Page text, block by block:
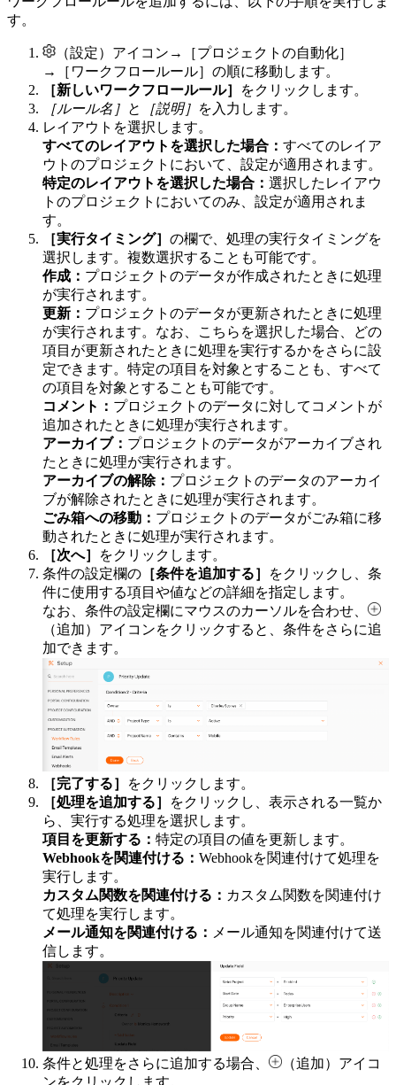
す。
（設定）アイコン→［プロジェクトの自動化］
→［ワークフロールール］の順に移動します。
［新しいワークフロールール］
をクリックします。
［ルール名］ と ［説明］ を入力します。
レイアウトを選択します。
すべてのレイアウトを選択した場合： すべてのレイア
ウトのプロジェクトにおいて、設定が適用されます。
特定のレイアウトを選択した場合： 選択したレイアウ
トのプロジェクトにおいてのみ、設定が適用されま
す。
［実行タイミング］ の欄で、処理の実行タイミングを
選択します。複数選択することも可能です。
作成： プロジェクトのデータが作成されたときに処理
が実行されます。
更新： プロジェクトのデータが更新されたときに処理
が実行されます。なお、こちらを選択した場合、どの
項目が更新されたときに処理を実行するかをさらに設
定できます。特定の項目を対象とすることも、すべて
の項目を対象とすることも可能です。
コメント： プロジェクトのデータに対してコメントが
追加されたときに処理が実行されます。
アーカイブ： プロジェクトのデータがアーカイブされ
たときに処理が実行されます。
アーカイブの解除： プロジェクトのデータのアーカイ
ブが解除されたときに処理が実行されます。
ごみ箱への移動： プロジェクトのデータがごみ箱に移
動されたときに処理が実行されます。
［次へ］
をクリックします。
条件の設定欄の ［条件を追加する］
をクリックし、条
件に使用する項目や値などの詳細を指定します。
なお、条件の設定欄にマウスのカーソルを合わせ、
（追加）アイコンをクリックすると、条件をさらに追
加できます。
［完了する］
をクリックします。
［処理を追加する］
をクリックし、表示される一覧か
ら、実行する処理を選択します。
項目を更新する： 特定の項目の値を更新します。
Webhookを関連付ける： Webhookを関連付けて処理を
実行します。
カスタム関数を関連付ける： カスタム関数を関連付け
て処理を実行します。
メール通知を関連付ける： メール通知を関連付けて送
信します。
条件と処理をさらに追加する場合、
（追加）アイコ
ンをクリックします。